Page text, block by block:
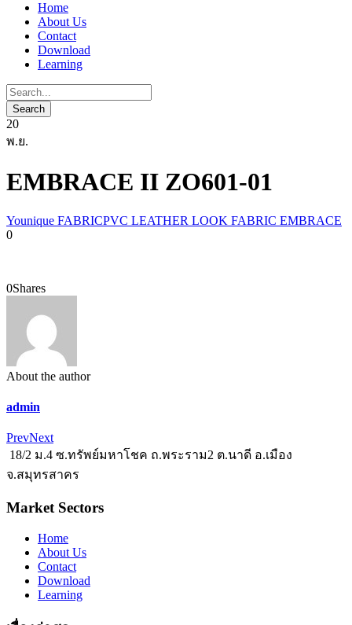
Home
About Us
Contact
Download
Learning
20
พ.ย.
EMBRACE II ZO601-01
Younique FABRICPVC LEATHER LOOK FABRIC EMBRACE
0
0Shares
About the author
admin
PrevNext
18/2 ม.4 ซ.ทรัพย์มหาโชค ถ.พระราม2 ต.นาดี อ.เมือง
จ.สมุทรสาคร
Market Sectors
Home
About Us
Contact
Download
Learning